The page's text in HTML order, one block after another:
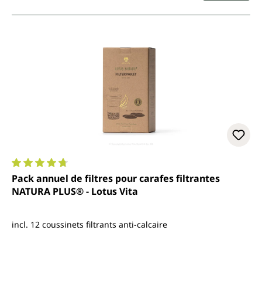
Note moyenne de 4.7 sur 5 étoiles
Pack annuel de filtres pour carafes filtrantes
NATURA PLUS® - Lotus Vita
incl. 12 coussinets filtrants anti-calcaire